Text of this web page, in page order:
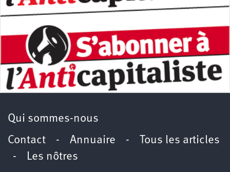
Qui sommes-nous
Contact - Annuaire -
Tous les articles
- Les nôtres